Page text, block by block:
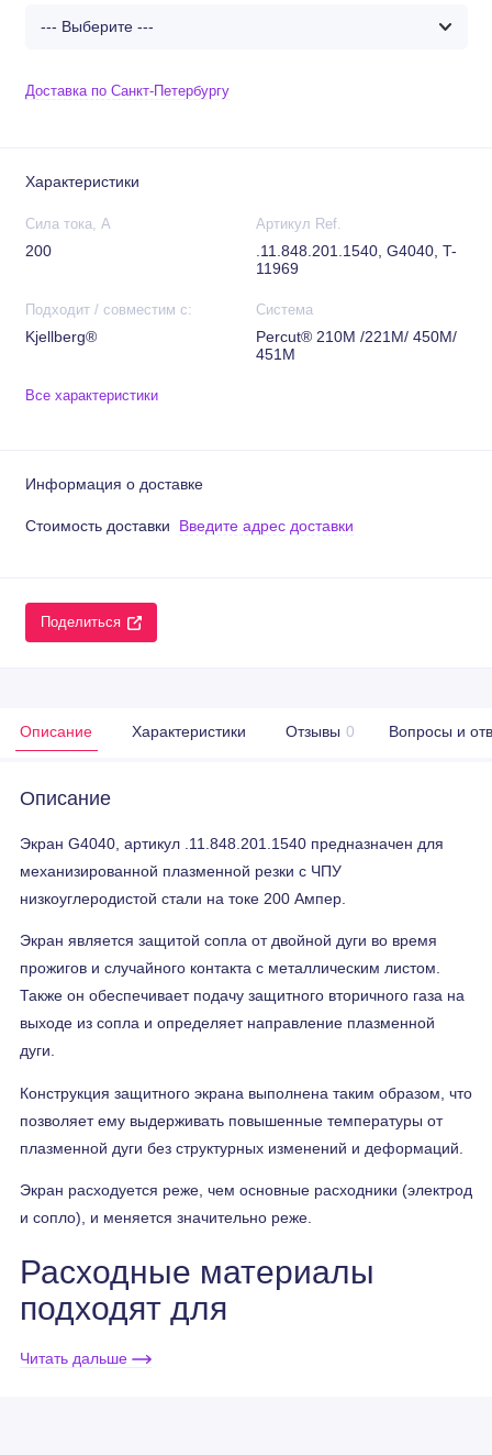
Доставка по Санкт-Петербургу
Характеристики
Сила тока, А
200
Артикул Ref.
.11.848.201.1540, G4040, T-
11969
Подходит / совместим с:
Kjellberg®
Система
Percut® 210M /221M/ 450M/
451M
Все характеристики
Информация о доставке
Стоимость доставки Введите адрес доставки
Поделиться
Описание Характеристики Отзывы 0 Вопросы и
Описание
Экран G4040, артикул .11.848.201.1540 предназначен для
механизированной плазменной резки с ЧПУ
низкоуглеродистой стали на токе 200 Ампер.
Экран является защитой сопла от двойной дуги во время
прожигов и случайного контакта с металлическим листом.
Также он обеспечивает подачу защитного вторичного газа на
выходе из сопла и определяет направление плазменной
дуги.
Конструкция защитного экрана выполнена таким образом, что
позволяет ему выдерживать повышенные температуры от
плазменной дуги без структурных изменений и деформаций.
Экран расходуется реже, чем основные расходники (электрод
и сопло), и меняется значительно реже.
Расходные материалы
подходят для
систем HiFocus
Читать дальше